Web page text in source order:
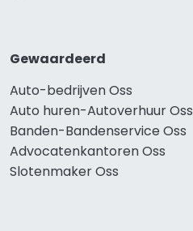
Gewaardeerd
Auto-bedrijven Oss
Auto huren-Autoverhuur Oss
Banden-Bandenservice Oss
Advocatenkantoren Oss
Slotenmaker Oss